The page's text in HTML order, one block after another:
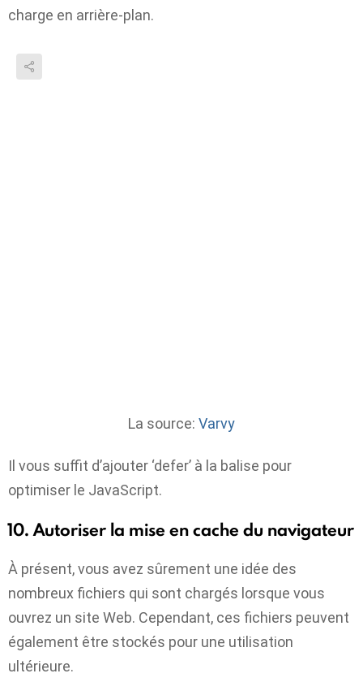
charge en arrière-plan.
La source: Varvy
Il vous suffit d’ajouter ‘defer’ à la balise pour
optimiser le JavaScript.
10. Autoriser la mise en cache du navigateur
À présent, vous avez sûrement une idée des
nombreux fichiers qui sont chargés lorsque vous
ouvrez un site Web. Cependant, ces fichiers peuvent
également être stockés pour une utilisation
ultérieure.